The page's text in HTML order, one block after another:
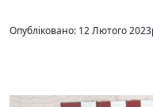
Опубліковано: 12 Лютого